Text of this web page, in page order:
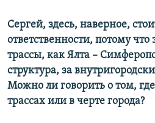
Сергей, здесь, наверное,
ответственности, потому
трассы, как Ялта –
структура, за
Можно ли говорить о том,
трассах или в черте города?